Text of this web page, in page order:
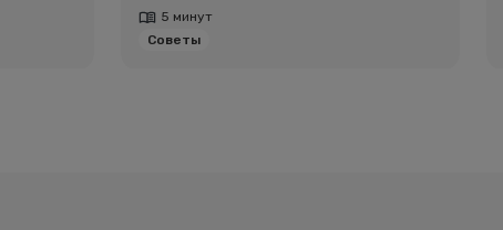
5 минут
Советы